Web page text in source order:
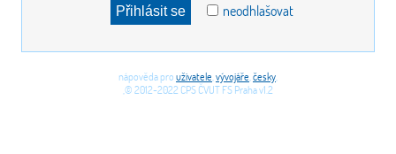
neodhlašovat
nápověda pro uživatele vývojáře česky
,© 2012-2022 CPS ČVUT FS Praha v1.2